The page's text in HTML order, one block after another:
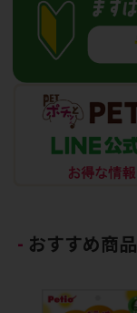
おすすめ商品